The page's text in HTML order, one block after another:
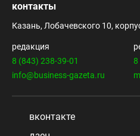
контакты
Казань, Лобачевского 10,
редакция
8 (843) 238-39-01
info@business-gazeta.ru
8
вконтакте